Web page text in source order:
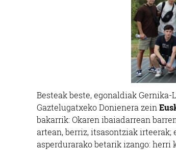
Besteak beste, egonaldiak
Gaztelugatxeko Donienera zein
bakarrik: Okaren ibaiadarrean
artean, berriz, itsasontziak
asperdurarako betarik izango: